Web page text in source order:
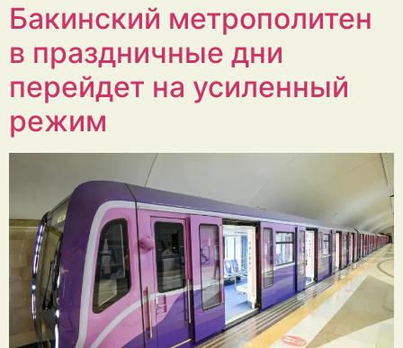
Бакинский метрополитен
в праздничные дни
перейдет на усиленный
режим